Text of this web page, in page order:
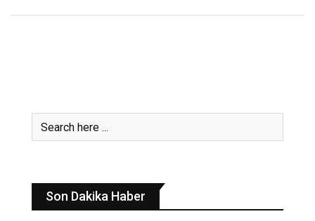
Son Dakika Haber